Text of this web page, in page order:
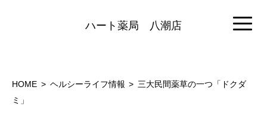
ハート薬局 八潮店
HOME ヘルシーライフ情報
三大民間薬草の一つ「ドクダ
ミ」